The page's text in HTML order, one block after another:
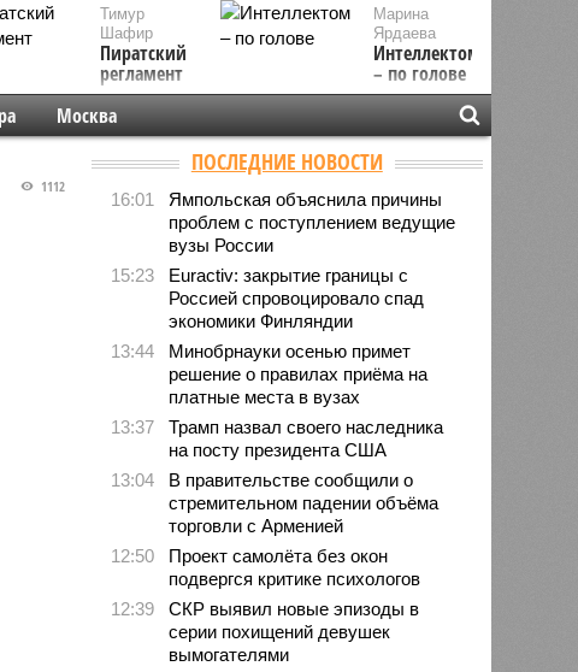
Марина
Ярдаева
Интеллектом
– по голове
Тимур
Шафир
Пиратский
регламент
Москва
1112
ПОСЛЕДНИЕ НОВОСТИ
16:01
Ямпольская объяснила причины
проблем с поступлением ведущие
вузы России
15:23
Euractiv: закрытие границы с
Россией спровоцировало спад
экономики Финляндии
13:44
Минобрнауки осенью примет
решение о правилах приёма на
платные места в вузах
13:37
Трамп назвал своего наследника
на посту президента США
13:04
В правительстве сообщили о
стремительном падении объёма
торговли с Арменией
12:50
Проект самолёта без окон
подвергся критике психологов
12:39
СКР выявил новые эпизоды в
серии похищений девушек
вымогателями